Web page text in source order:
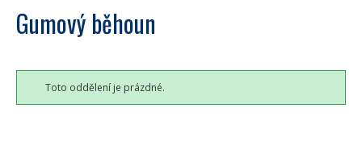
Gumový běhoun
Toto oddělení je prázdné.